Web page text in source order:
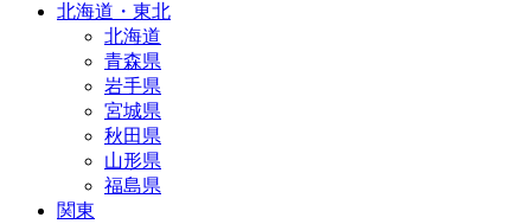
北海道・東北
北海道
青森県
岩手県
宮城県
秋田県
山形県
福島県
関東